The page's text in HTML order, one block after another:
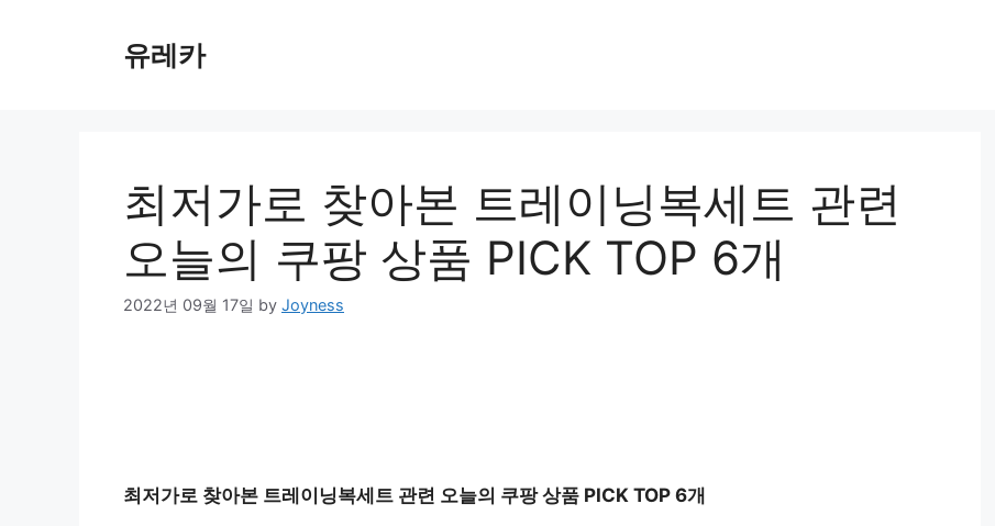
유레카
최저가로 찾아본 트레이닝복세트 관련
오늘의 쿠팡 상품 PICK TOP 6개
2022년 09월 17일 by Joyness
최저가로 찾아본 트레이닝복세트 관련 오늘의 쿠팡 상품 PICK TOP 6개